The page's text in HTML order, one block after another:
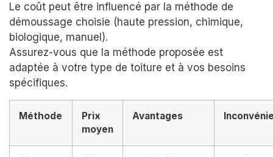
Le coût peut être influencé par la méthode de
démoussage choisie (haute pression, chimique,
biologique, manuel).
Assurez-vous que la méthode proposée est
adaptée à votre type de toiture et à vos besoins
spécifiques.
Méthode
Prix
moyen
Avantages